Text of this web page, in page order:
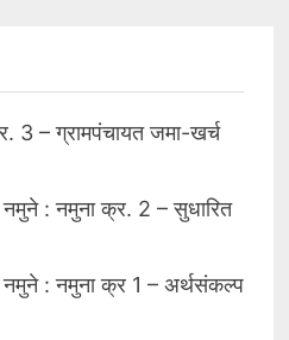
3 – ग्रामपंचायत जमा-खर्च
: नमुना क्र. 2 – सुधारित
नमुने : नमुना क्र 1 – अर्थसंकल्प